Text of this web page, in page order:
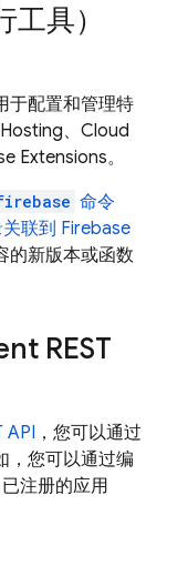
具）
于配置和管理特
、 Cloud
Extensions。
命令
联到 Firebase
的新版本或函数
REST
API ，您可以通过
，您可以通过编
注册的应用